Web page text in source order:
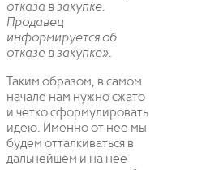
отказа в закупке.
Продавец
информируется об
отказе в закупке».
Таким образом, в самом
начале нам нужно сжато
и четко сформулировать
идею. Именно от нее мы
будем отталкиваться в
дальнейшем и на нее